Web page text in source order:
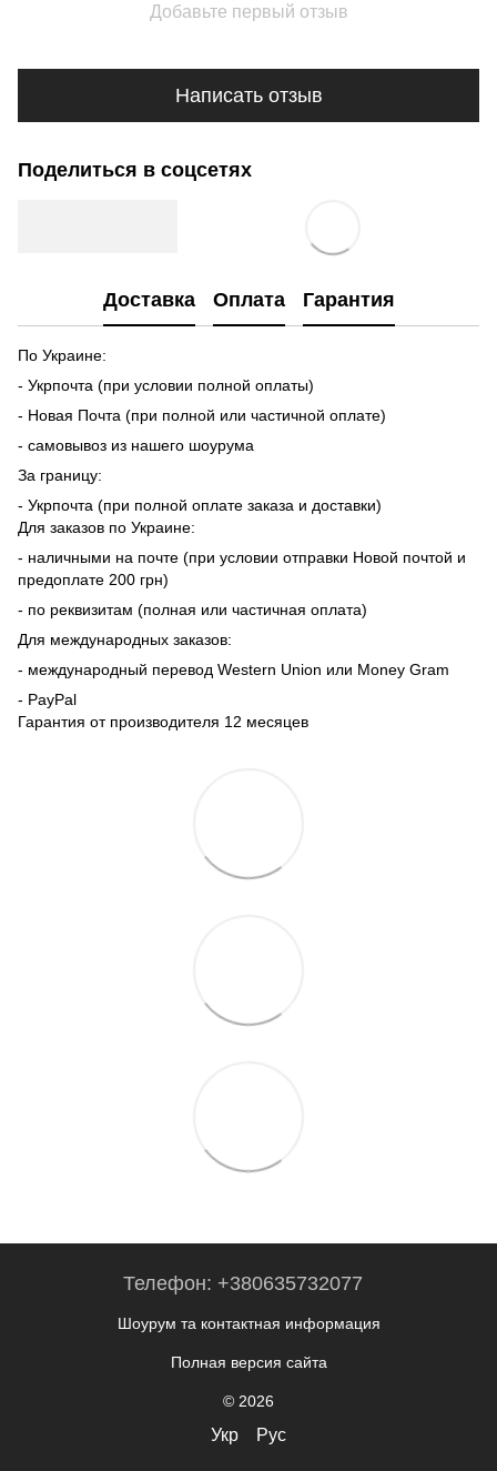
Добавьте первый отзыв
Написать отзыв
Поделиться в соцсетях
Доставка Оплата Гарантия
По Украине:
- Укрпочта (при условии полной оплаты)
- Новая Почта (при полной или частичной оплате)
- самовывоз из нашего шоурума
За границу:
- Укрпочта (при полной оплате заказа и доставки)
Для заказов по Украине:
- наличными на почте (при условии отправки Новой почтой и
предоплате 200 грн)
- по реквизитам (полная или частичная оплата)
Для международных заказов:
- международный перевод Western Union или Money Gram
- PayPal
Гарантия от производителя 12 месяцев
Телефон: +380635732077
Шоурум та контактная информация
Полная версия сайта
© 2026
Укр Рус